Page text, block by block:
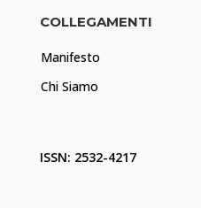
COLLEGAMENTI
Manifesto
Chi Siamo
ISSN: 2532-4217